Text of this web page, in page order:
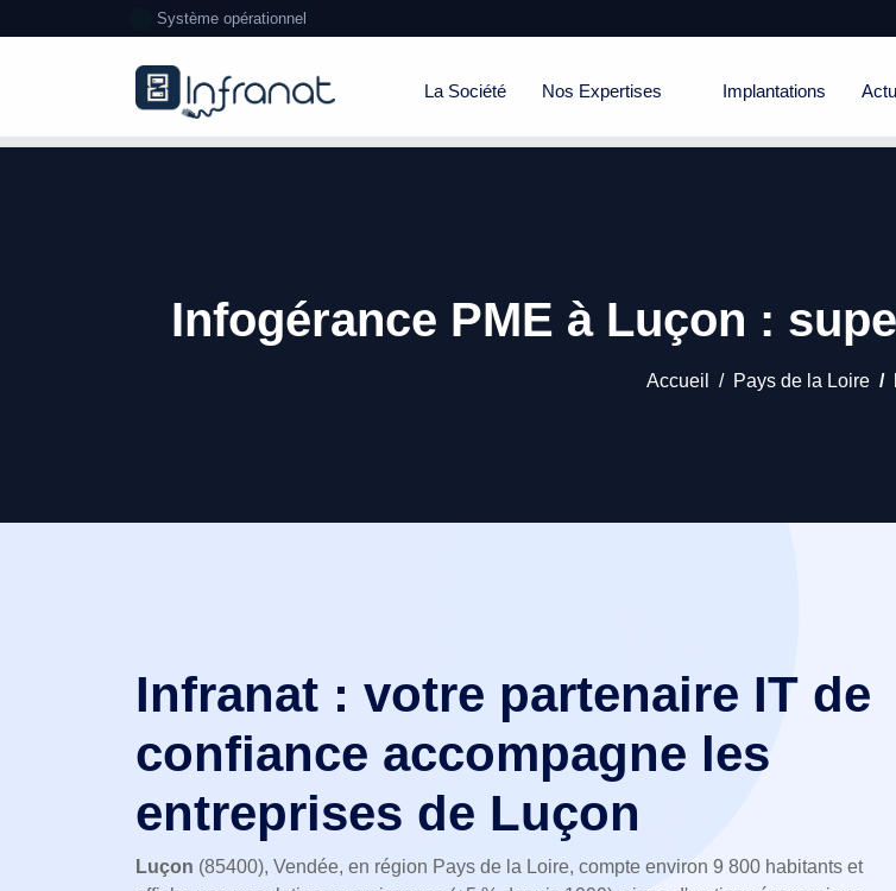
Système opérationnel
La Société Nos Expertises Implantations
Infogérance PME à Luçon :
Accueil Pays de la Loire
Infranat : votre partenaire IT de
confiance accompagne les
entreprises de Luçon
Luçon (85400), Vendée, en région Pays de la Loire, compte environ 9 800 habitants et